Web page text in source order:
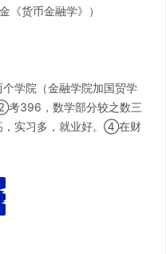
《货币金融学》）
学院（金融学院加国贸学
396，数学部分较之数三
实习多，就业好。④在财